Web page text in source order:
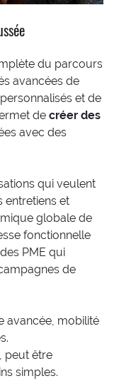
du parcours
avancées de
et de
de créer des
avec des
qui veulent
entretiens et
globale de
fonctionnelle
PME qui
de
avancée, mobilité
peut être
simples.